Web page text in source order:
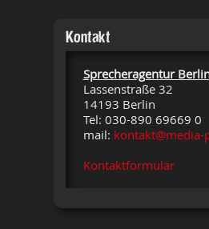
Kontakt
Sprecheragentur
Lassenstraße 32
14193 Berlin
Tel: 030-890 69669 0
mail: kontakt@media-
Kontaktformular